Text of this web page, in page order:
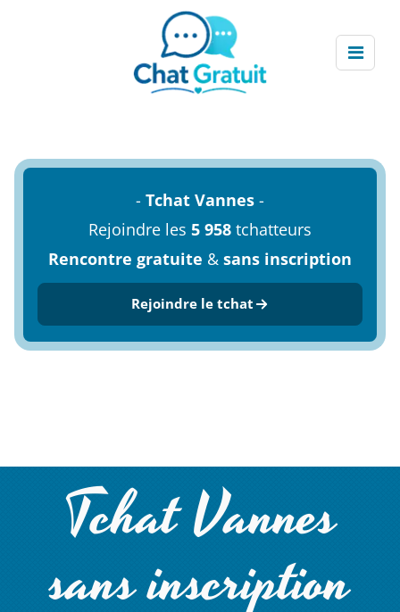
- Tchat Vannes -
Rejoindre les 5 958 tchatteurs
Rencontre gratuite & sans inscription
Rejoindre le tchat
Tchat Vannes
sans inscription